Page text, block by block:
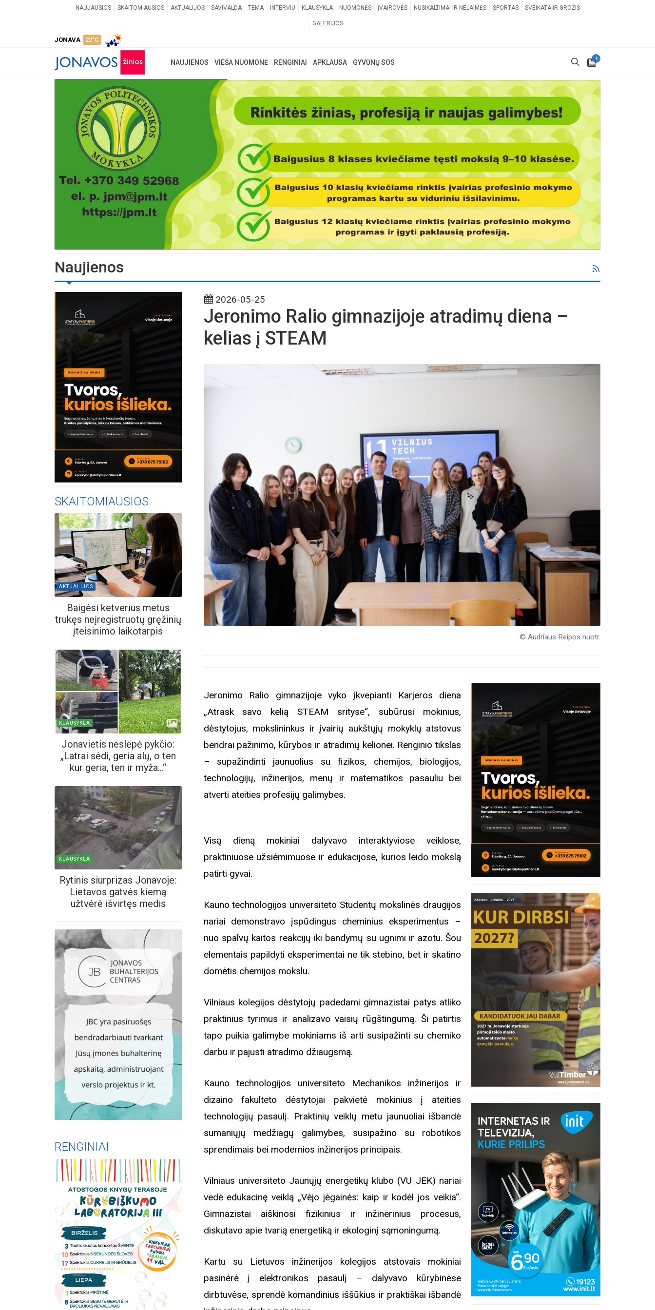
NAUJAUSIOS SKAITOMIAUSIOS AKTUALIJOS SAVIVALDA TEMA INTERVIU KLAUSYKLA NUOMONĖS ĮVAIROVĖS NUSIKALTIMAI IR NELAIMĖS SPORTAS SVEIKATA IR GROŽIS
GALERIJOS
JONAVA 22°C
+
NAUJIENOS VIEŠA NUOMONĖ RENGINIAI APKLAUSA GYVŪNŲ SOS
Naujienos
SKAITOMIAUSIOS
AKTUALIJOS
Baigėsi ketverius metus
trukęs neįregistruotų gręžinių
įteisinimo laikotarpis
KLAUSYKLA
Jonavietis neslėpė pykčio:
„Latrai sėdi, geria alų, o ten
kur geria, ten ir myža...“
KLAUSYKLA
Rytinis siurprizas Jonavoje:
Lietavos gatvės kiemą
užtvėrė išvirtęs medis
RENGINIAI
Biblioteka kviečia į renginius
2026-05-25
Jeronimo Ralio gimnazijoje atradimų diena –
kelias į STEAM
© Audriaus Reipos nuotr.
Jeronimo Ralio gimnazijoje vyko įkvepianti Karjeros diena
„Atrask savo kelią STEAM srityse“, subūrusi mokinius,
dėstytojus, mokslininkus ir įvairių aukštųjų mokyklų atstovus
bendrai pažinimo, kūrybos ir atradimų kelionei. Renginio tikslas
– supažindinti jaunuolius su fizikos, chemijos, biologijos,
technologijų, inžinerijos, menų ir matematikos pasauliu bei
atverti ateities profesijų galimybes.
Visą dieną mokiniai dalyvavo interaktyviose veiklose,
praktiniuose užsiėmimuose ir edukacijose, kurios leido mokslą
patirti gyvai.
Kauno technologijos universiteto Studentų mokslinės draugijos
nariai demonstravo įspūdingus cheminius eksperimentus –
nuo spalvų kaitos reakcijų iki bandymų su ugnimi ir azotu. Šou
elementais papildyti eksperimentai ne tik stebino, bet ir skatino
domėtis chemijos mokslu.
Vilniaus kolegijos dėstytojų padedami gimnazistai patys atliko
praktinius tyrimus ir analizavo vaisių rūgštingumą. Ši patirtis
tapo puikia galimybe mokiniams iš arti susipažinti su chemiko
darbu ir pajusti atradimo džiaugsmą.
Kauno technologijos universiteto Mechanikos inžinerijos ir
dizaino fakulteto dėstytojai pakvietė mokinius į ateities
technologijų pasaulį. Praktinių veiklų metu jaunuoliai išbandė
sumaniųjų medžiagų galimybes, susipažino su robotikos
sprendimais bei modernios inžinerijos principais.
Vilniaus universiteto Jaunųjų energetikų klubo (VU JEK) nariai
vedė edukacinę veiklą „Vėjo jėgainės: kaip ir kodėl jos veikia“.
Gimnazistai aiškinosi fizikinius ir inžinerinius procesus,
diskutavo apie tvarią energetiką ir ekologinį sąmoningumą.
Kartu su Lietuvos inžinerijos kolegijos atstovais mokiniai
pasinėrė į elektronikos pasaulį – dalyvavo kūrybinėse
dirbtuvėse, sprendė komandinius iššūkius ir praktiškai išbandė